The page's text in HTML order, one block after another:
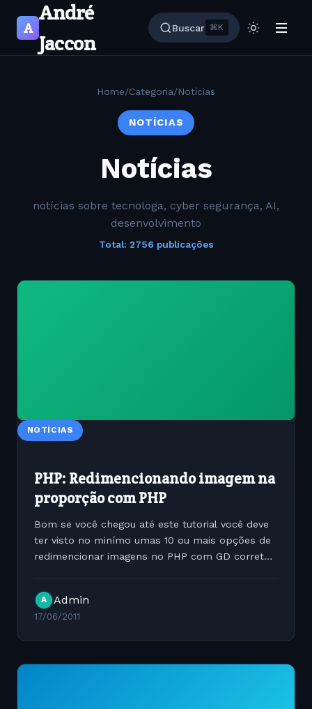
A
André
Jaccon
Buscar ⌘K
Home/Categoria/Notícias
NOTÍCIAS
Notícias
notícias sobre tecnologa, cyber segurança, AI,
desenvolvimento
Total: 2756 publicações
NOTÍCIAS
PHP: Redimencionando imagem na
proporção com PHP
Bom se você chegou até este tutorial você deve
ter visto no minímo umas 10 ou mais opções de
redimencionar imagens no PHP com GD correto
para...
A Admin
17/06/2011